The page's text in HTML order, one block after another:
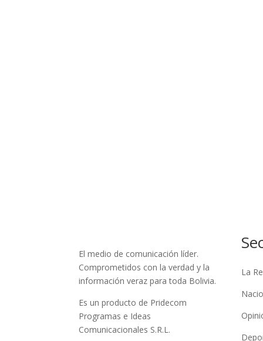
El medio de comunicación líder.
Comprometidos con la verdad y la
información veraz para toda Bolivia.
Es un producto de Pridecom
Programas e Ideas
Comunicacionales S.R.L.
La